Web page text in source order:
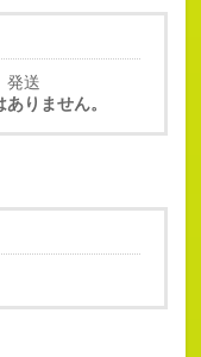
発送
りません。